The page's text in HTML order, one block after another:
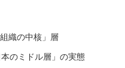
織の中核」層
のミドル層」の実態